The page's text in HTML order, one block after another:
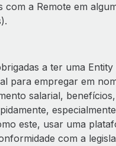
a Remote em
a ter uma
para empregar em
salarial,
este, usar uma
com a